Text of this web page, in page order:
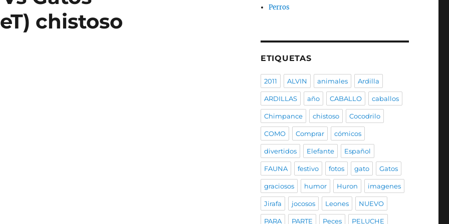
chistoso
Perros
ETIQUETAS
2011 ALVIN animales Ardilla
ARDILLAS año CABALLO caballos
Chimpance chistoso Cocodrilo
COMO Comprar cómicos
divertidos Elefante Español
FAUNA festivo fotos gato Gatos
graciosos humor Huron imagenes
Jirafa jocosos Leones NUEVO
PARA PARTE Peces PELUCHE